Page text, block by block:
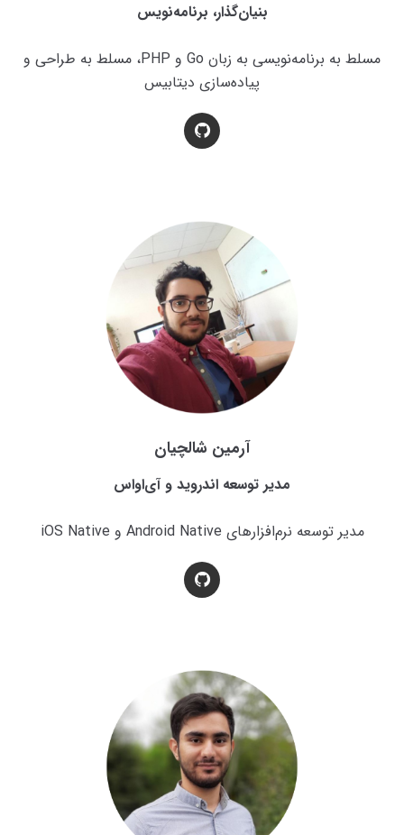
بنیان‌گذار، برنامه‌نویس
مسلط به برنامه‌نویسی به زبان Go و PHP، مسلط به طراحی و
پیاده‌سازی دیتابیس
آرمین شالچیان
مدیر توسعه اندروید و آی‌او‌اس
مدیر توسعه نرم‌افزارهای Android Native و iOS Native